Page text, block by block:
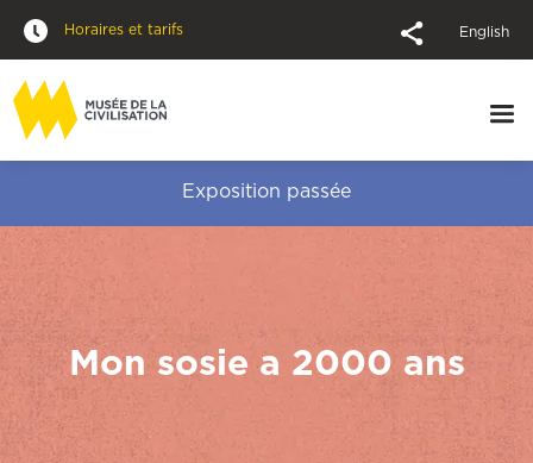
Horaires et tarifs English
Exposition passée
Mon sosie a 2000 ans